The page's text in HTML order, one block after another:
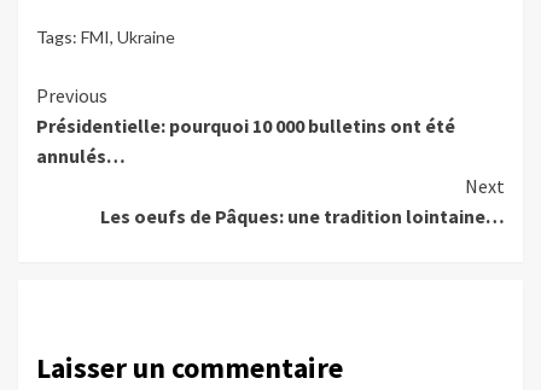
Tags: FMI, Ukraine
Continue
Reading
Previous
Présidentielle: pourquoi 10 000 bulletins ont été
annulés…
Next
Les oeufs de Pâques: une tradition lointaine…
Laisser un commentaire